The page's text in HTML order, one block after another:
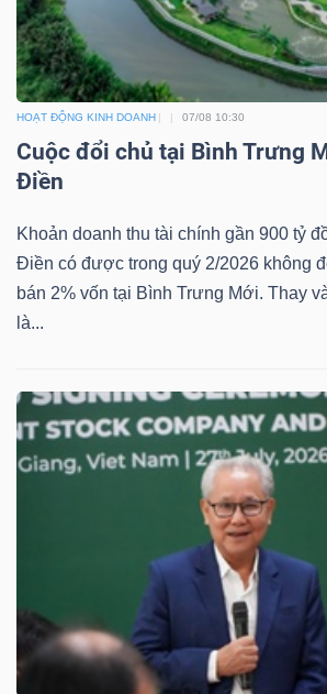
HOẠT ĐỘNG KINH DOANH 07/08 10:30
Cuộc đổi chủ tại Bình Trưng
Điền
Khoản doanh thu tài chính gần 900 tỷ
Điền có được trong quý 2/2026 không
bán 2% vốn tại Bình Trưng Mới. Thay
là...